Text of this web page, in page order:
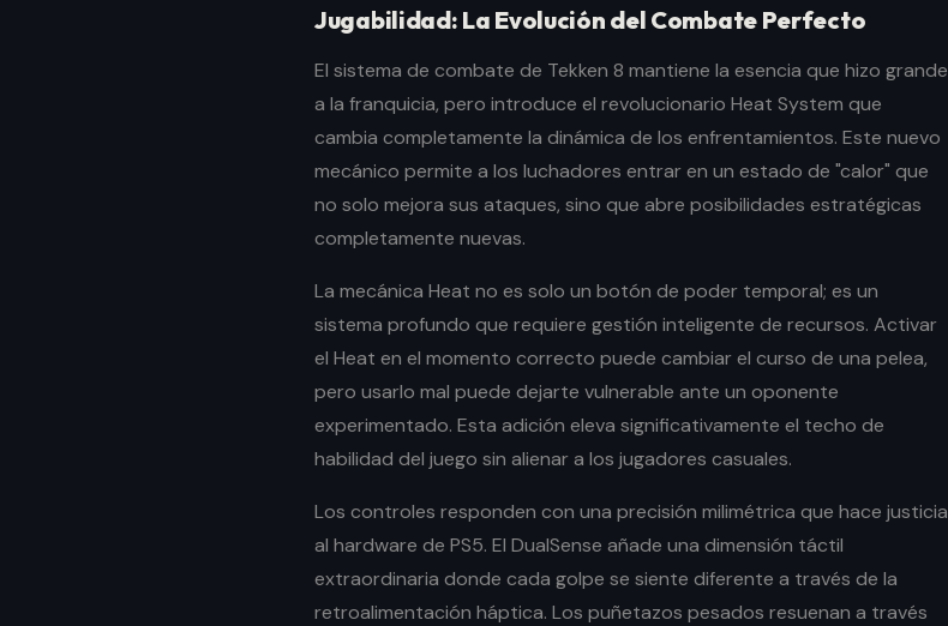
Jugabilidad: La Evolución del Combate Perfecto
El sistema de combate de Tekken 8 mantiene la esencia que hizo grande
a la franquicia, pero introduce el revolucionario Heat System que
cambia completamente la dinámica de los enfrentamientos. Este nuevo
mecánico permite a los luchadores entrar en un estado de "calor" que
no solo mejora sus ataques, sino que abre posibilidades estratégicas
completamente nuevas.
La mecánica Heat no es solo un botón de poder temporal; es un
sistema profundo que requiere gestión inteligente de recursos. Activar
el Heat en el momento correcto puede cambiar el curso de una pelea,
pero usarlo mal puede dejarte vulnerable ante un oponente
experimentado. Esta adición eleva significativamente el techo de
habilidad del juego sin alienar a los jugadores casuales.
Los controles responden con una precisión milimétrica que hace justicia
al hardware de PS5. El DualSense añade una dimensión táctil
extraordinaria donde cada golpe se siente diferente a través de la
retroalimentación háptica. Los puñetazos pesados resuenan a través